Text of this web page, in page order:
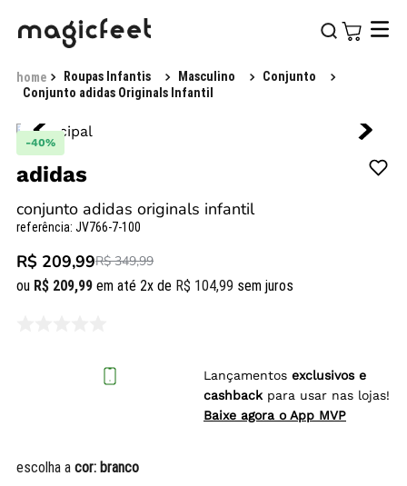
Roupas Infantis Masculino
Conjunto
Conjunto adidas Originals Infantil
-40%
adidas
conjunto adidas originals infantil
referência: JV766-7-100
R$ 209,99R$ 349,99
ou R$ 209,99 em até 2x de R$ 104,99 sem juros
Lançamentos exclusivos e
cashback para usar nas lojas!
Baixe agora o App MVP
escolha a cor: branco